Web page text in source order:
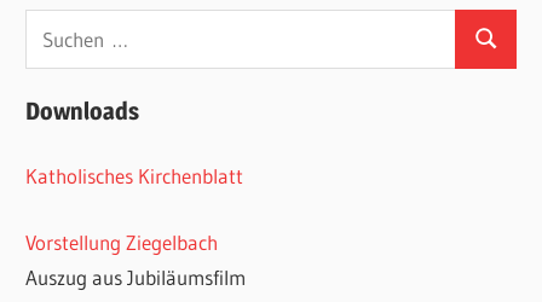
Suchen
Downloads
Katholisches Kirchenblatt
Vorstellung Ziegelbach
Auszug aus Jubiläumsfilm